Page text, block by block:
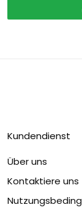
Kundendienst
Über uns
Kontaktiere uns